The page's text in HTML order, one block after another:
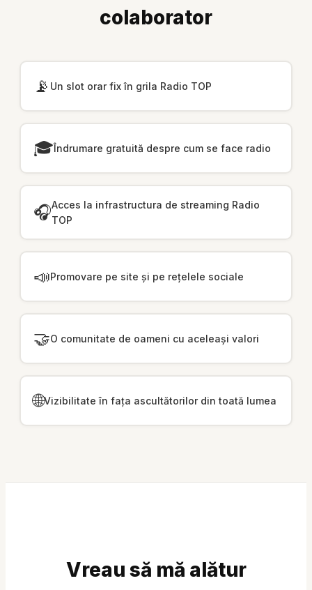
colaborator
📡 Un slot orar fix în grila Radio TOP
🎓Îndrumare gratuită despre cum se face radio
🎧Acces la infrastructura de streaming Radio
TOP
📣Promovare pe site și pe rețelele sociale
🤝O comunitate de oameni cu aceleași valori
🌐Vizibilitate în fața ascultătorilor din toată lumea
Vreau să mă alătur